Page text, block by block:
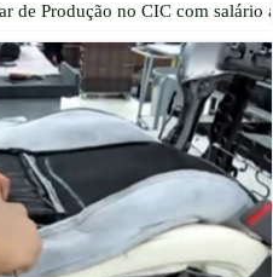
de Produção no CIC com salário